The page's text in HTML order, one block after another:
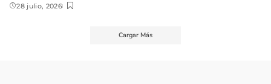
28 julio, 2026
Cargar Más